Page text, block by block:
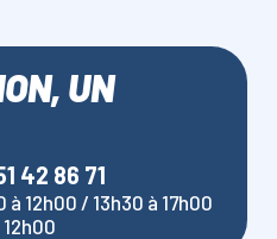
UN
42 86 71
12h00 / 13h30 à 17h00